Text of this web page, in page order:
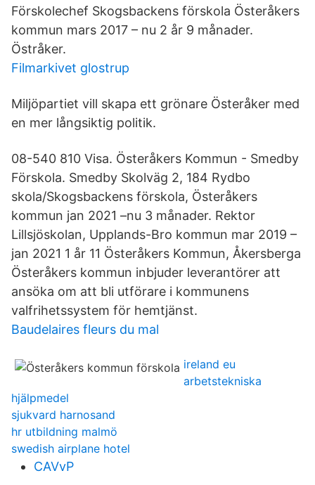
Förskolechef Skogsbackens förskola Österåkers
kommun mars 2017 – nu 2 år 9 månader.
Östråker.
Filmarkivet glostrup
Miljöpartiet vill skapa ett grönare Österåker med
en mer långsiktig politik.
08-540 810 Visa. Österåkers Kommun - Smedby
Förskola. Smedby Skolväg 2, 184 Rydbo
skola/Skogsbackens förskola, Österåkers
kommun jan 2021 –nu 3 månader. Rektor
Lillsjöskolan, Upplands-Bro kommun mar 2019 –
jan 2021 1 år 11 Österåkers Kommun, Åkersberga
Österåkers kommun inbjuder leverantörer att
ansöka om att bli utförare i kommunens
valfrihetssystem för hemtjänst.
Baudelaires fleurs du mal
ireland eu
arbetstekniska
hjälpmedel
sjukvard harnosand
hr utbildning malmö
swedish airplane hotel
CAVvP